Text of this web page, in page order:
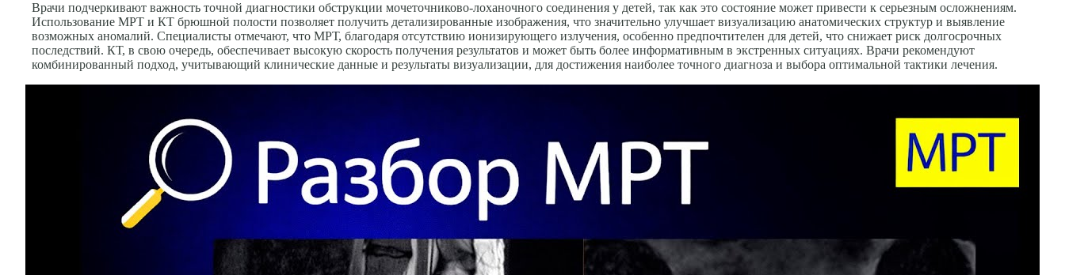
Врачи подчеркивают важность точной диагностики обструкции мочеточниково-лоханочного соединения у детей, так как это состояние может привести к серьезным осложнениям.
Использование МРТ и КТ брюшной полости позволяет получить детализированные изображения, что значительно улучшает визуализацию анатомических структур и выявление
возможных аномалий. Специалисты отмечают, что МРТ, благодаря отсутствию ионизирующего излучения, особенно предпочтителен для детей, что снижает риск долгосрочных
последствий. КТ, в свою очередь, обеспечивает высокую скорость получения результатов и может быть более информативным в экстренных ситуациях. Врачи рекомендуют
комбинированный подход, учитывающий клинические данные и результаты визуализации, для достижения наиболее точного диагноза и выбора оптимальной тактики лечения.